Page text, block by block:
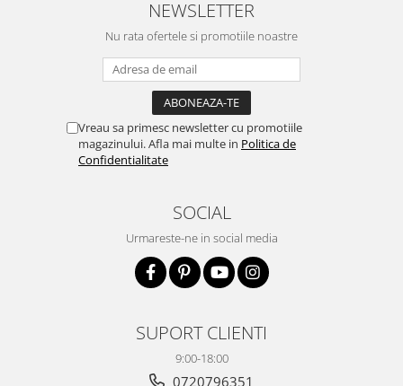
NEWSLETTER
Nu rata ofertele si promotiile noastre
Vreau sa primesc newsletter cu promotiile
magazinului. Afla mai multe in Politica de
Confidentialitate
SOCIAL
Urmareste-ne in social media
SUPORT CLIENTI
9:00-18:00
0720796351